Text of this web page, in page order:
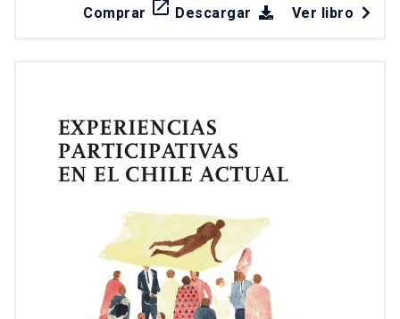
Comprar launch Descargar Ver libro